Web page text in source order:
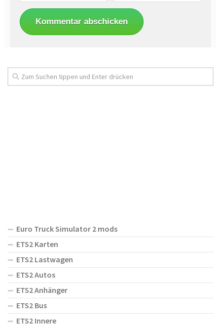
Euro Truck Simulator 2 mods
ETS2 Karten
ETS2 Lastwagen
ETS2 Autos
ETS2 Anhänger
ETS2 Bus
ETS2 Innere